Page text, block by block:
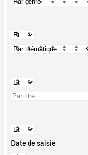
Date de saisie